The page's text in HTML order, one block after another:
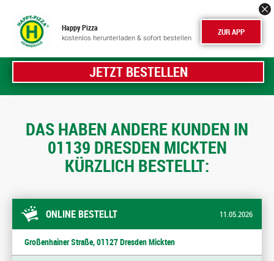
Happy Pizza
kostenlos herunterladen & sofort bestellen ZUR APP
JETZT BESTELLEN
DAS HABEN ANDERE KUNDEN IN
01139 DRESDEN MICKTEN
KÜRZLICH BESTELLT:
ONLINE BESTELLT 11.05.2026
Großenhainer Straße, 01127 Dresden Mickten